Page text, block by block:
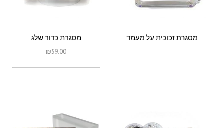
מסגרת זכוכית על מעמד מסגרת כדור שלג
₪59.00